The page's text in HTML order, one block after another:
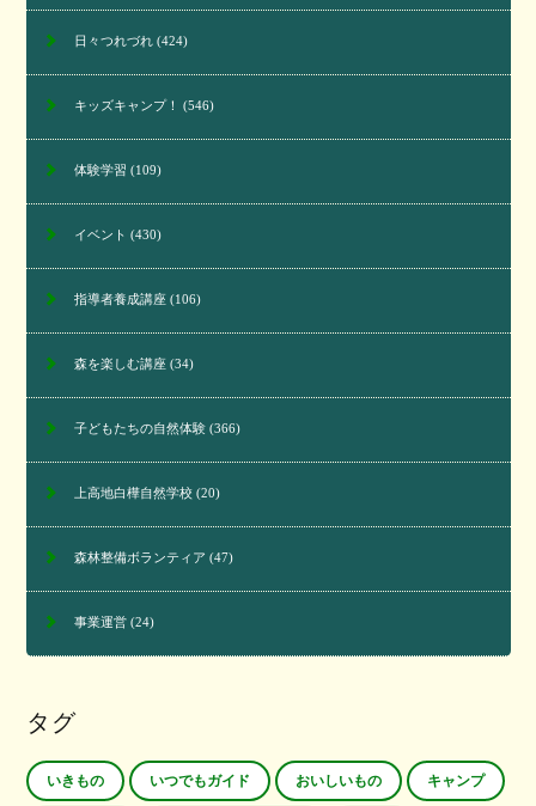
日々つれづれ(424)
キッズキャンプ！ (546)
体験学習 (109)
イベント (430)
指導者養成講座(106)
森を楽しむ講座(34)
子どもたちの自然体験(366)
上高地白樺自然学校(20)
森林整備ボランティア (47)
事業運営(24)
タグ
いきもの いつでもガイド おいしいもの キャンプ